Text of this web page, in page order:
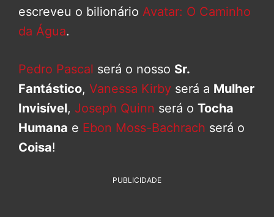
escreveu o bilionário Avatar: O Caminho
da Água.
Pedro Pascal será o nosso Sr.
Fantástico, Vanessa Kirby será a Mulher
Invisível, Joseph Quinn será o Tocha
Humana e Ebon Moss-Bachrach será o
Coisa!
PUBLICIDADE